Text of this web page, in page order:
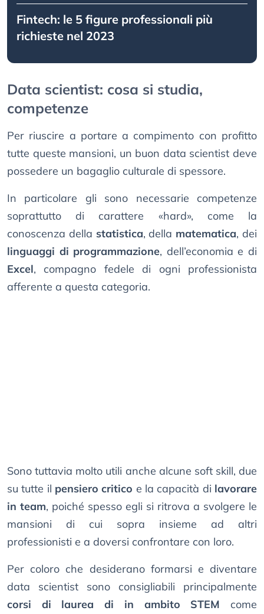
Fintech: le 5 figure professionali più
richieste nel 2023
Data scientist: cosa si studia,
competenze
Per riuscire a portare a compimento con profitto
tutte queste mansioni, un buon data scientist deve
possedere un bagaglio culturale di spessore.
In particolare gli sono necessarie competenze
soprattutto di carattere «hard», come la
conoscenza della statistica, della matematica, dei
linguaggi di programmazione, dell’economia e di
Excel, compagno fedele di ogni professionista
afferente a questa categoria.
Sono tuttavia molto utili anche alcune soft skill, due
su tutte il pensiero critico e la capacità di lavorare
in team, poiché spesso egli si ritrova a svolgere le
mansioni di cui sopra insieme ad altri
professionisti e a doversi confrontare con loro.
Per coloro che desiderano formarsi e diventare
data scientist sono consigliabili principalmente
corsi di laurea di in ambito STEM come